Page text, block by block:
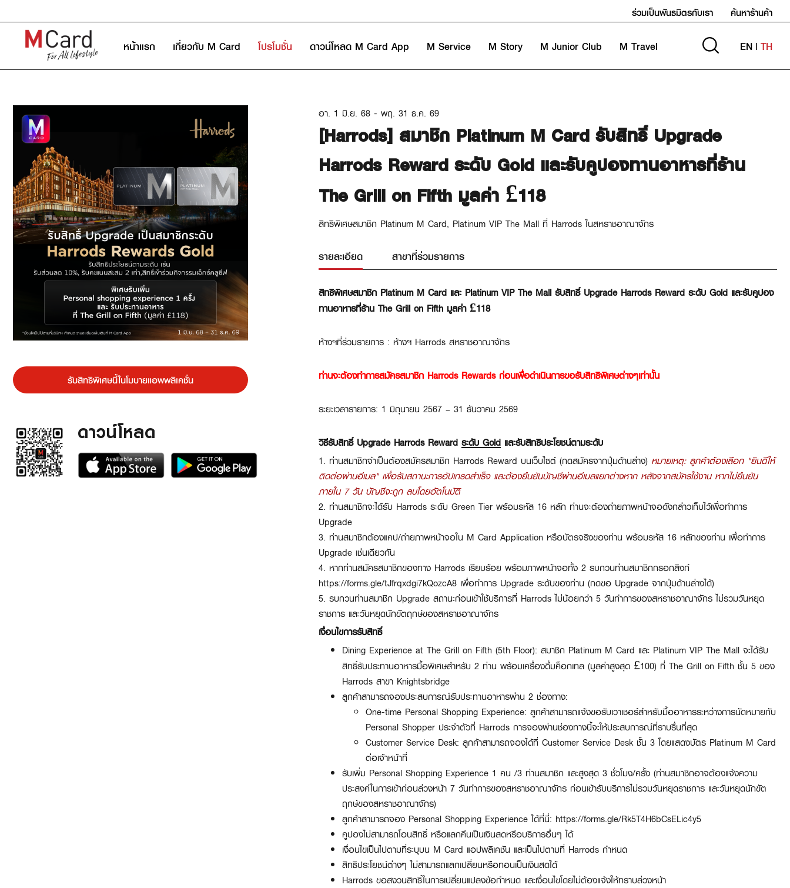
ร่วมเป็นพันธมิตรกับเรา ค้นหาร้านค้า
หน้าแรก เกี่ยวกับ M Card โปรโมชั่น ดาวน์โหลด M Card App M Service M Story M Junior Club M Travel EN | TH
รับสิทธิพิเศษนี้ในโมบายแอพพลิเคชั่น
ดาวน์โหลด
อา. 1 มิ.ย. 68 - พฤ. 31 ธ.ค. 69
[Harrods] สมาชิก Platinum M Card รับสิทธิ์ Upgrade
Harrods Reward ระดับ Gold และรับคูปองทานอาหารที่ร้าน
The Grill on Fifth มูลค่า £118
สิทธิพิเศษสมาชิก Platinum M Card, Platinum VIP The Mall ที่ Harrods ในสหราชอาณาจักร
รายละเอียด สาขาที่ร่วมรายการ
สิทธิพิเศษสมาชิก Platinum M Card และ Platinum VIP The Mall รับสิทธิ์ Upgrade Harrods Reward ระดับ Gold และรับคูปอง
ทานอาหารที่ร้าน The Grill on Fifth มูลค่า £118
ห้างฯที่ร่วมรายการ : ห้างฯ Harrods สหราชอาณาจักร
ท่านจะต้องทำการสมัครสมาชิก Harrods Rewards ก่อนเพื่อดำเนินการขอรับสิทธิพิเศษต่างๆเท่านั้น
ระยะเวลารายการ: 1 มิถุนายน 2567 – 31 ธันวาคม 2569
วิธีรับสิทธิ์ Upgrade Harrods Reward ระดับ Gold และรับสิทธิประโยชน์ตามระดับ
1. ท่านสมาชิกจำเป็นต้องสมัครสมาชิก Harrods Reward บนเว็บไซต์ (กดสมัครจากปุ่มด้านล่าง) หมายเหตุ: ลูกค้าต้องเลือก "ยินดีให้
ติดต่อผ่านอีเมล" เพื่อรับสถานะการอัปเกรดสำเร็จ และต้องยืนยันบัญชีผ่านอีเมลแยกต่างหาก หลังจากสมัครใช้งาน หากไม่ยืนยัน
ภายใน 7 วัน บัญชีจะถูก ลบโดยอัตโนมัติ
2. ท่านสมาชิกจะได้รับ Harrods ระดับ Green Tier พร้อมรหัส 16 หลัก ท่านจะต้องถ่ายภาพหน้าจอดังกล่าวเก็บไว้เพื่อทำการ
Upgrade
3. ท่านสมาชิกต้องแคป/ถ่ายภาพหน้าจอใน M Card Application หรือบัตรจริงของท่าน พร้อมรหัส 16 หลักของท่าน เพื่อทำการ
Upgrade เช่นเดียวกัน
4. หากท่านสมัครสมาชิกของทาง Harrods เรียบร้อย พร้อมภาพหน้าจอทั้ง 2 รบกวนท่านสมาชิกกรอกลิงก์
https://forms.gle/tJfrqxdgi7kQozcA8 เพื่อทำการ Upgrade ระดับของท่าน (กดขอ Upgrade จากปุ่มด้านล่างได้)
5. รบกวนท่านสมาชิก Upgrade สถานะก่อนเข้าใช้บริการที่ Harrods ไม่น้อยกว่า 5 วันทำการของสหราชอาณาจักร ไม่รวมวันหยุด
ราชการ และวันหยุดนักขัตฤกษ์ของสหราชอาณาจักร
เงื่อนไขการรับสิทธิ์
Dining Experience at The Grill on Fifth (5th Floor): สมาชิก Platinum M Card และ Platinum VIP The Mall จะได้รับ
สิทธิ์รับประทานอาหารมื้อพิเศษสำหรับ 2 ท่าน พร้อมเครื่องดื่มค็อกเทล (มูลค่าสูงสุด £100) ที่ The Grill on Fifth ชั้น 5 ของ
Harrods สาขา Knightsbridge
ลูกค้าสามารถจองประสบการณ์รับประทานอาหารผ่าน 2 ช่องทาง:
One-time Personal Shopping Experience: ลูกค้าสามารถแจ้งขอรับเวาเชอร์สำหรับมื้ออาหารระหว่างการนัดหมายกับ
Personal Shopper ประจำตัวที่ Harrods การจองผ่านช่องทางนี้จะให้ประสบการณ์ที่ราบรื่นที่สุด
Customer Service Desk: ลูกค้าสามารถจองได้ที่ Customer Service Desk ชั้น 3 โดยแสดงบัตร Platinum M Card
ต่อเจ้าหน้าที่
รับเพิ่ม Personal Shopping Experience 1 คน /3 ท่านสมาชิก และสูงสุด 3 ชั่วโมง/ครั้ง (ท่านสมาชิกอาจต้องแจ้งความ
ประสงค์ในการเข้าก่อนล่วงหน้า 7 วันทำการของสหราชอาณาจักร ก่อนเข้ารับบริการไม่รวมวันหยุดราชการ และวันหยุดนักขัต
ฤกษ์ของสหราชอาณาจักร)
ลูกค้าสามารถจอง Personal Shopping Experience ได้ที่นี่: https://forms.gle/Rk5T4H6bCsELic4y5
คูปองไม่สามารถโอนสิทธิ์ หรือแลกคืนเป็นเงินสดหรือบริการอื่นๆ ได้
เงื่อนไขเป็นไปตามที่ระบุบน M Card แอปพลิเคชัน และเป็นไปตามที่ Harrods กำหนด
สิทธิประโยชน์ต่างๆ ไม่สามารถแลกเปลี่ยนหรือทอนเป็นเงินสดได้
Harrods ขอสงวนสิทธิ์ในการเปลี่ยนแปลงข้อกำหนด และเงื่อนไขโดยไม่ต้องแจ้งให้ทราบล่วงหน้า